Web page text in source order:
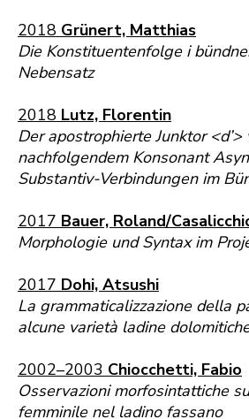
2018 Grünert, Matthias
Die Konstituentenfolge i
Nebensatz
2018 Lutz, Florentin
Der apostrophierte Junktor <d’>
nachfolgendem Konsonant
Substantiv-Verbindungen im
2017 Bauer, Roland/
Morphologie und Syntax im
2017 Dohi, Atsushi
La grammaticalizzazione della
alcune varietà ladine
2002–2003 Chiocchetti, Fabio
Osservazioni morfosintattiche
femminile nel ladino fassano